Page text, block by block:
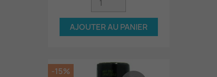
AJOUTER AU PANIER
-15%